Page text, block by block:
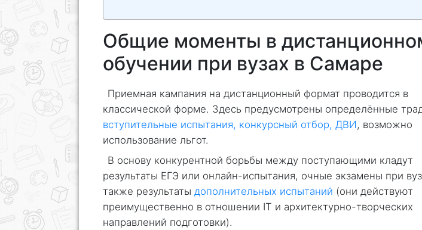
Общие моменты в
обучении при вузах в Самаре
Приемная кампания на дистанционный формат проводится в
классической форме. Здесь предусмотрены определённые
вступительные испытания, конкурсный отбор, ДВИ, возможно
использование льгот.
В основу конкурентной борьбы между поступающими кладут
результаты ЕГЭ или онлайн-испытания, очные экзамены при
также результаты дополнительных испытаний (они действуют
преимущественно в отношении IT и архитектурно-творческих
направлений подготовки).